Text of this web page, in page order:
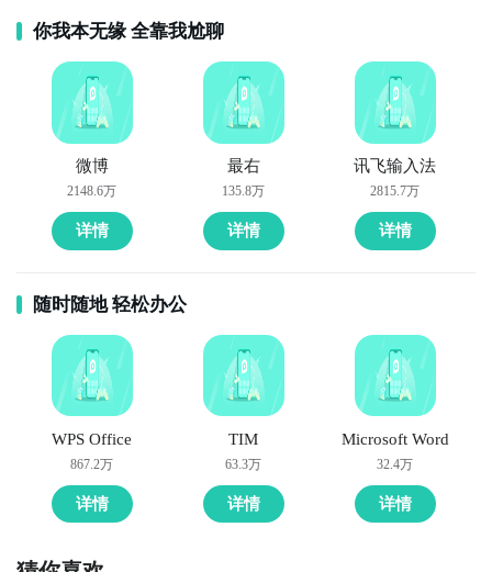
你我本无缘 全靠我尬聊
微博
2148.6万
详情
最右
135.8万
详情
讯飞输入法
2815.7万
详情
随时随地 轻松办公
WPS Office
867.2万
详情
TIM
63.3万
详情
Microsoft Word
32.4万
详情